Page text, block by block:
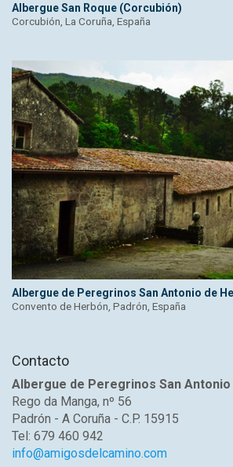
Albergue San Roque (Corcubión)
Corcubión, La Coruña, España
Albergue de Peregrinos San Antonio de
Convento de Herbón, Padrón, España
Contacto
Albergue de Peregrinos San
Rego da Manga, nº 56
Padrón - A Coruña - C.P. 15915
Tel: 679 460 942
info@amigosdelcamino.com